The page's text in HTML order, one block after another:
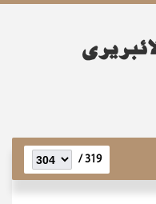
319 /